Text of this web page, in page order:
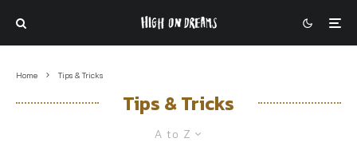
Home Tips & Tricks
Tips & Tricks
A to Z